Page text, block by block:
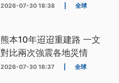
2026-07-30 18:38 全球
熊本10年迢迢重建路 一文
對比兩次強震各地災情
2026-07-30 16:37 全球